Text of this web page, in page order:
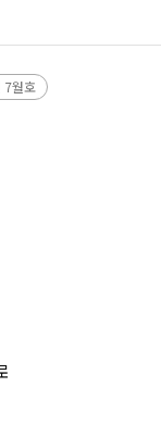
7월호